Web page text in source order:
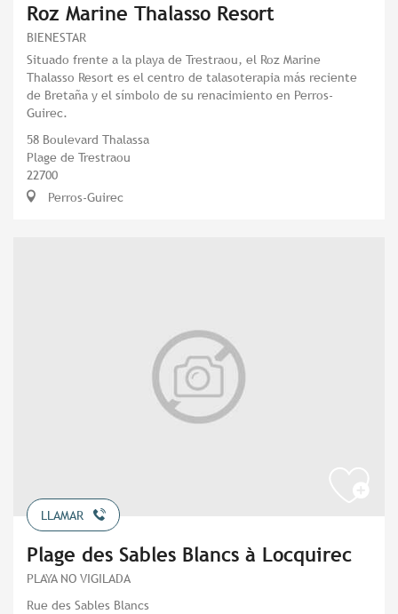
Roz Marine Thalasso Resort
BIENESTAR
Situado frente a la playa de Trestraou, el Roz Marine
Thalasso Resort es el centro de talasoterapia más reciente
de Bretaña y el símbolo de su renacimiento en Perros-
Guirec.
58 Boulevard Thalassa
Plage de Trestraou
22700
Perros-Guirec
LLAMAR
Plage des Sables Blancs à Locquirec
PLAYA NO VIGILADA
Rue des Sables Blancs